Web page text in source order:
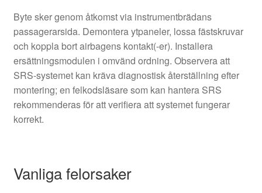
Byte sker genom åtkomst via instrumentbrädans
passagerarsida. Demontera ytpaneler, lossa fästskruvar
och koppla bort airbagens kontakt(-er). Installera
ersättningsmodulen i omvänd ordning. Observera att
SRS-systemet kan kräva diagnostisk återställning efter
montering; en felkodsläsare som kan hantera SRS
rekommenderas för att verifiera att systemet fungerar
korrekt.
Vanliga felorsaker